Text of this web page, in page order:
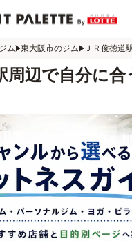
ム 東大阪市のジム ＪＲ俊徳道
周辺で自分に